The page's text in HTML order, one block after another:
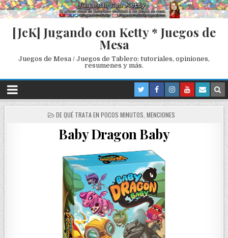
[JcK] Jugando con Ketty * Juegos de
Mesa
Juegos de Mesa / Juegos de Tablero: tutoriales, opiniones,
resumenes y más.
P
S
T
DE QUÉ TRATA EN POCOS MINUTOS MENCIONES
Baby Dragon Baby